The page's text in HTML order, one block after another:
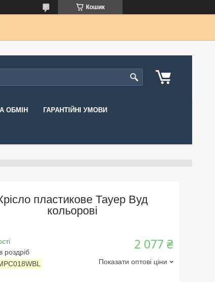
Кошик
ОБМІН ГАРАНТІЙНІ УМОВИ
пластикове Тауер Вуд
кольорові
роздріб
2 077 ₴
Показати оптові ціни